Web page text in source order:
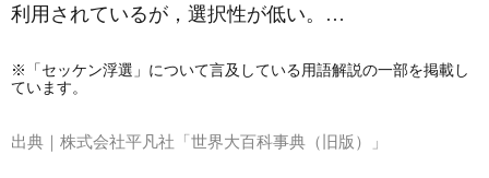
利用されているが，選択性が低い。…
※「セッケン浮選」について言及している用語解説の一部を掲載し
ています。
出典｜ 株式会社平凡社「世界大百科事典（旧版）」